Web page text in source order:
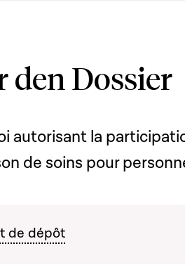
den Dossier
autorisant la
de soins pour
de dépôt